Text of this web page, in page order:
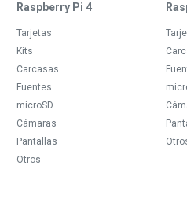
Raspberry Pi 4
Tarjetas
Kits
Carcasas
Fuentes
microSD
Cámaras
Pantallas
Otros